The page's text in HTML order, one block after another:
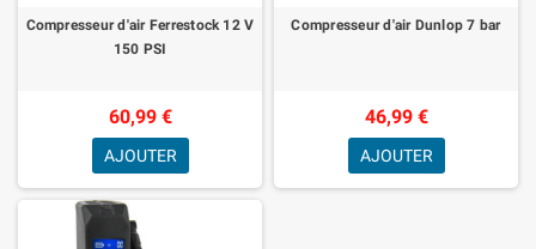
Compresseur d'air Ferrestock 12 V
150 PSI
60,99 €
AJOUTER
Compresseur d'air Dunlop 7 bar
46,99 €
AJOUTER